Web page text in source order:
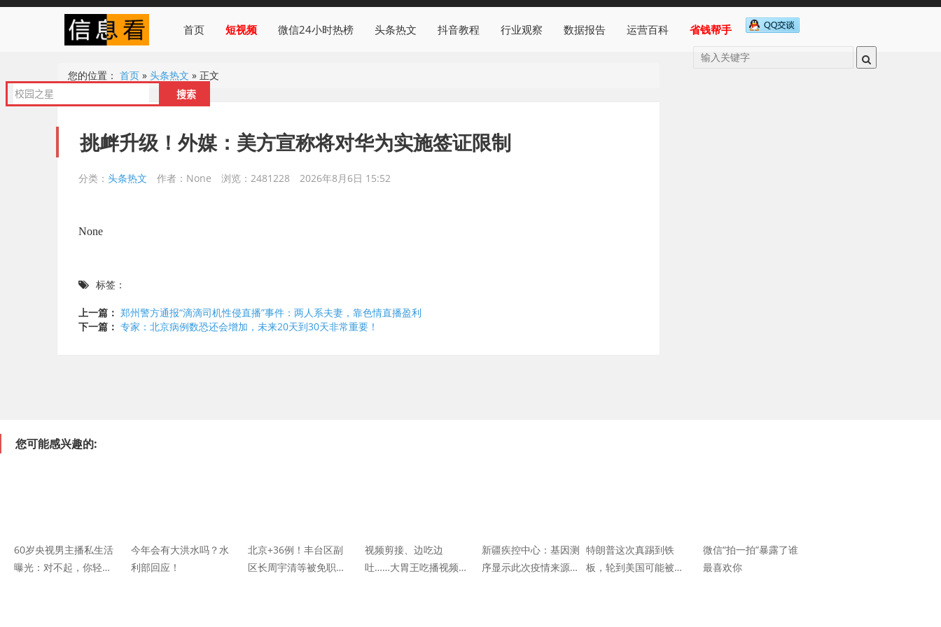
首页 短视频 微信24小时热榜 头条热文 抖音教程 行业观察 数据报告 运营百科 省钱帮手
您的位置： 首页 » 头条热文 » 正文
挑衅升级！外媒：美方宣称将对华为实施签证限制
分类： 头条热文 作者：None 浏览：2481228 2026年8月6日 15:52
None
标签：
上一篇： 郑州警方通报“滴滴司机性侵直播”事件：两人系夫妻，靠色情直播盈利
下一篇： 专家：北京病例数恐还会增加，未来20天到30天非常重要！
您可能感兴趣的:
60岁央视男主播私生活
曝光：对不起，你轻易
今年会有大洪水吗？水
利部回应！
​北京+36例！丰台区副
区长周宇清等被免职；
视频剪接、边吃边
吐……大胃王吃播视频
新疆疾控中心：基因测
序显示此次疫情来源于
特朗普这次真踢到铁
板，轮到美国可能被制
微信“拍一拍”暴露了谁
最喜欢你